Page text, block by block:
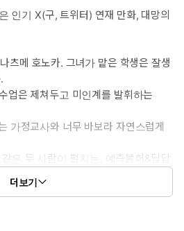
인기 X(구, 트위터) 연재 만화, 대망의
츠메 호노카. 그녀가 맡은 학생은 잘생
업은 제쳐두고 미인계를 발휘하는
가정교사와 너무 바보라 자연스럽게
은 두 사람이 펼치는, 예측불허&답답
더보기